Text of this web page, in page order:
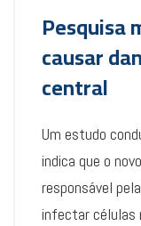
Pesquisa
causar
central
Um estudo
indica que o
responsável
infectar células